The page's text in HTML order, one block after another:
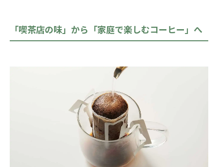
「喫茶店の味」から「家庭で楽しむコーヒー」へ